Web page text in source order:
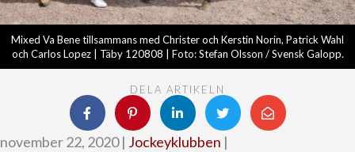
Mixed Va Bene tillsammans med Christer och Kerstin Norin, Patrick Wahl
och Carlos Lopez | Täby 120808 | Foto: Stefan Olsson / Svensk Galopp.
DELA ARTIKELN
november 22, 2020 | Jockeyklubben |